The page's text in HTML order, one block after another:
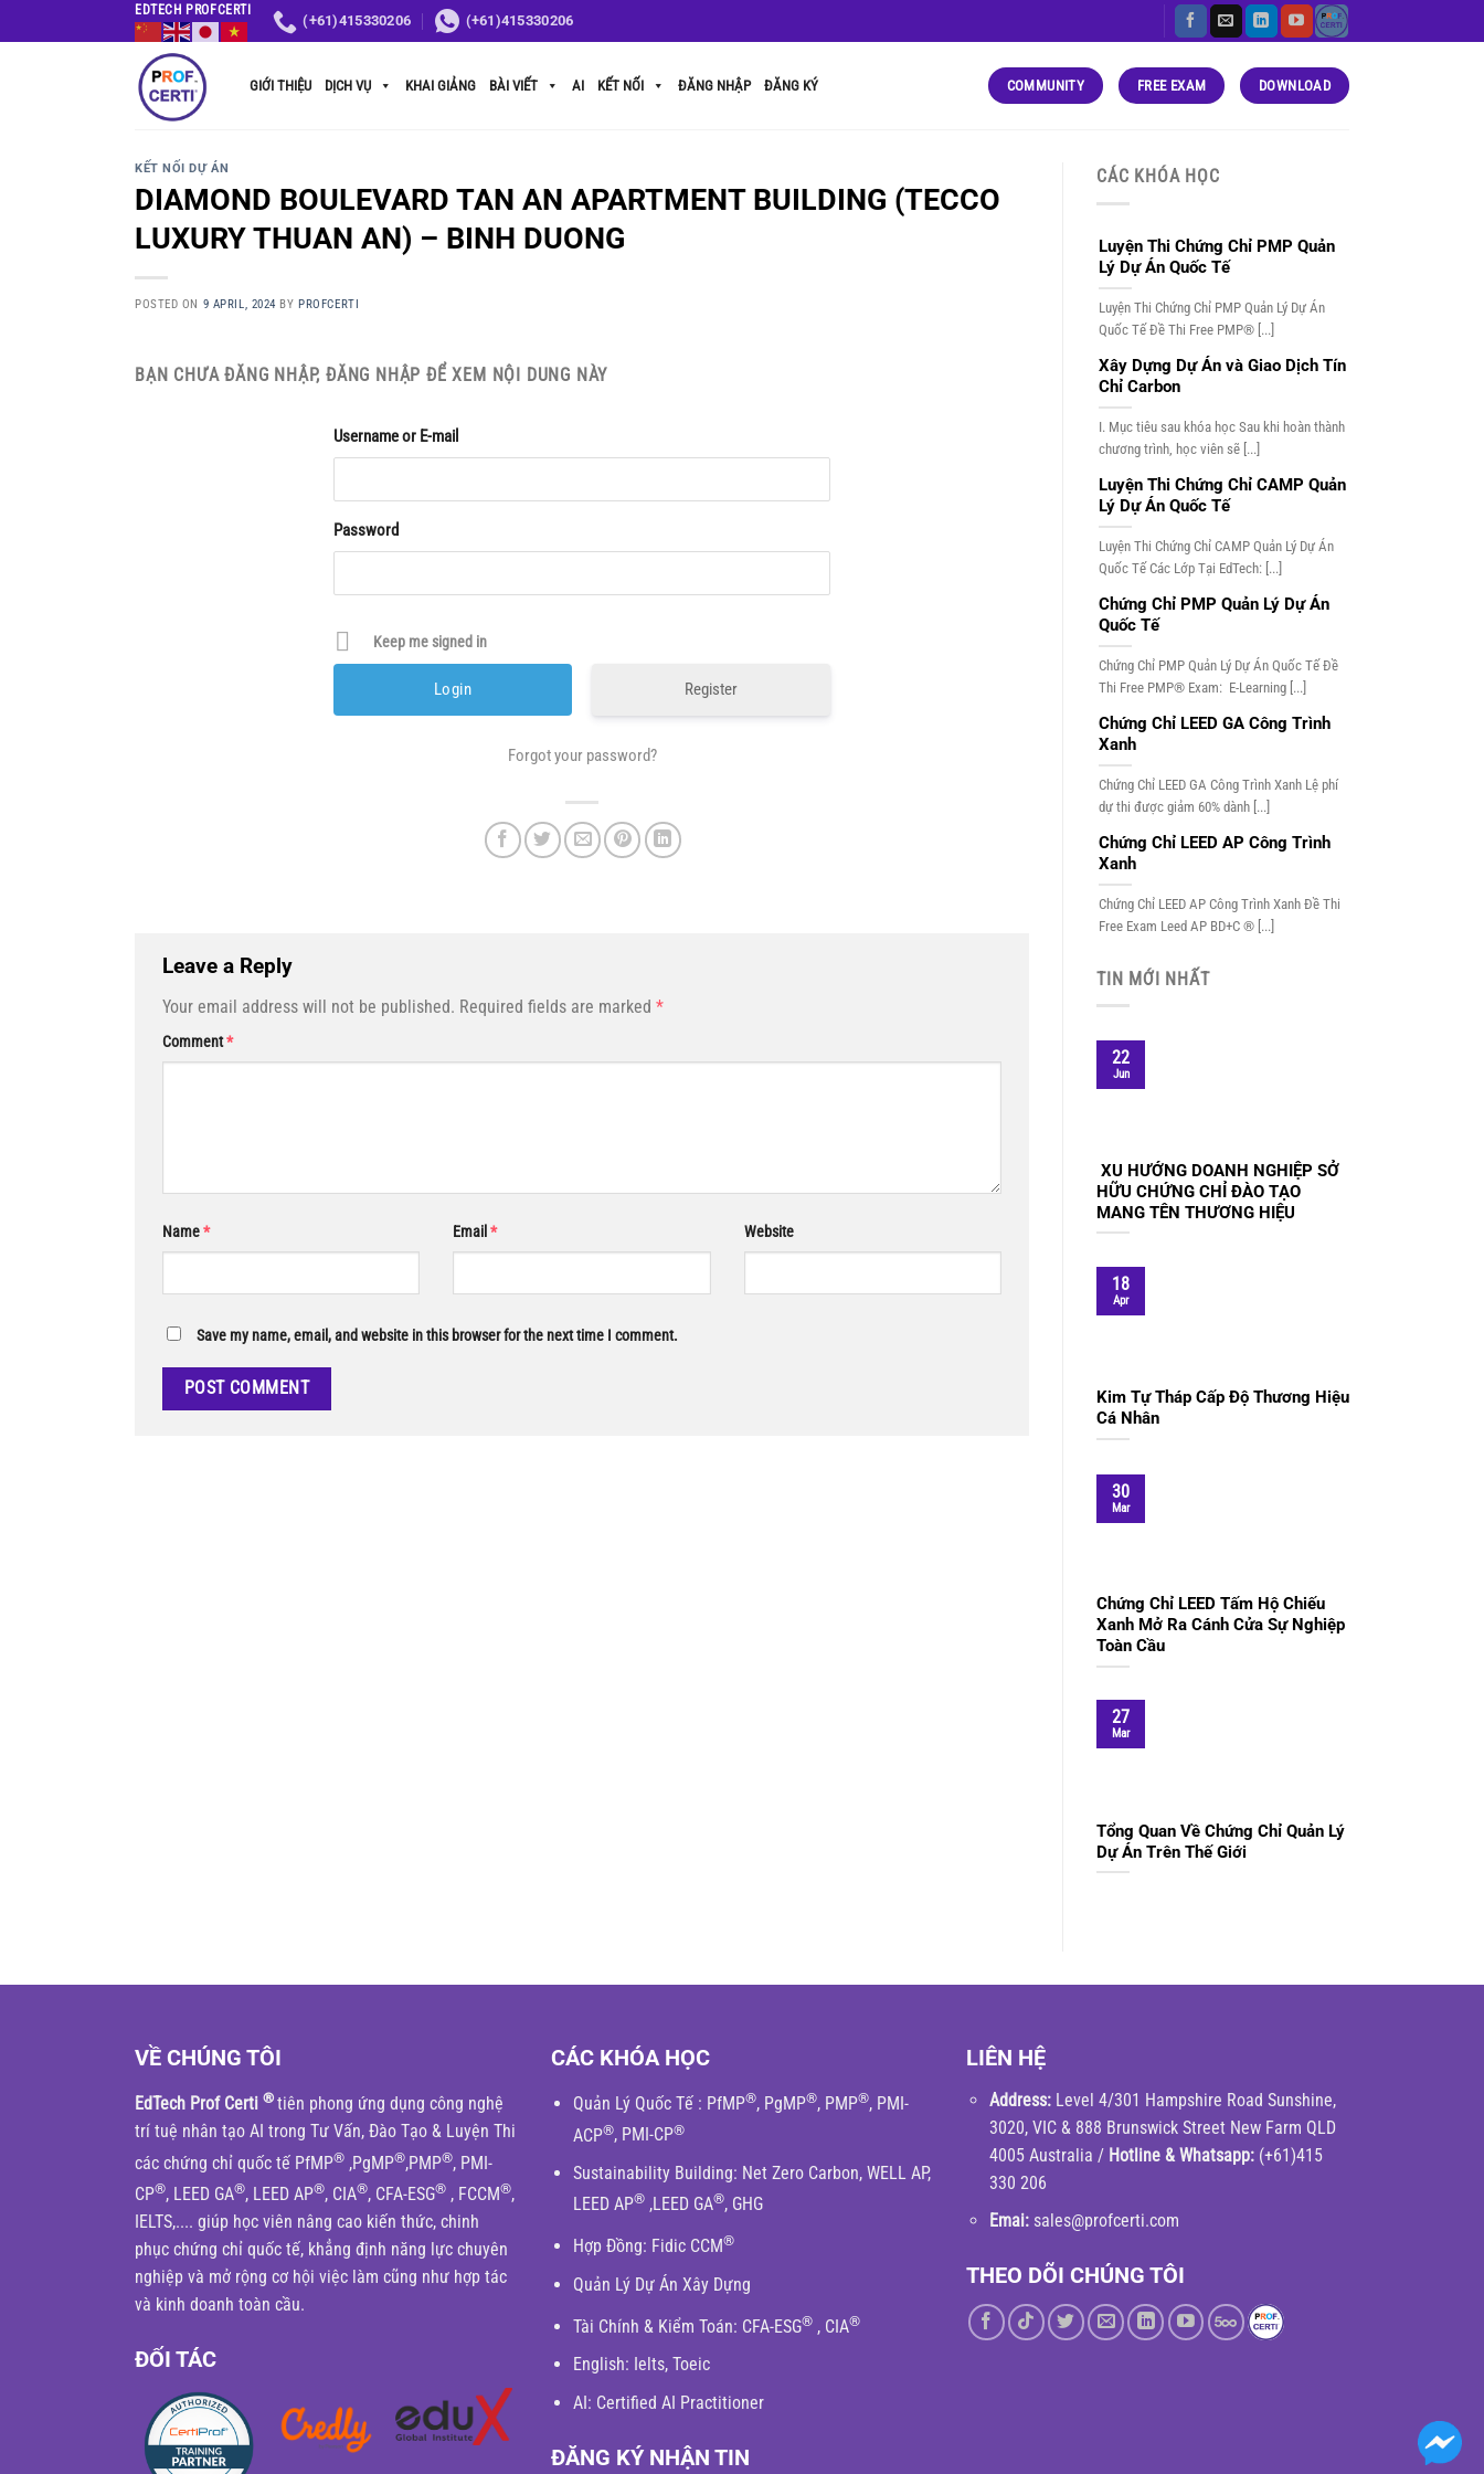
to
EDTECH PROFCERTI
(+61)415330206 (+61)415330206
GIỚI THIỆU DỊCH VỤ KHAI GIẢNG BÀI VIẾT AI KẾT NỐI ĐĂNG NHẬP ĐĂNG KÝ COMMUNITY FREE EXAM DOWNLOAD
KẾT NỐI DỰ ÁN
DIAMOND BOULEVARD TAN AN APARTMENT BUILDING (TECCO
LUXURY THUAN AN) – BINH DUONG
POSTED ON 9 APRIL, 2024 BYPROFCERTI
BẠN CHƯA ĐĂNG NHẬP, ĐĂNG NHẬP ĐỂ XEM NỘI DUNG NÀY
Username or E-mail
Password
Keep me signed in
Register
Forgot your password?
Leave a Reply
Your email address will not be published. Required fields are marked *
Comment*
Name* Email* Website
Save my name, email, and website in this browser for the next time I comment.
CÁC KHÓA HỌC
Luyện Thi Chứng Chỉ PMP Quản
Lý Dự Án Quốc Tế
Luyện Thi Chứng Chỉ PMP Quản Lý Dự Án
Quốc Tế Đề Thi Free PMP® [...]
Xây Dựng Dự Án và Giao Dịch Tín
Chỉ Carbon
I. Mục tiêu sau khóa học Sau khi hoàn thành
chương trình, học viên sẽ [...]
Luyện Thi Chứng Chỉ CAMP Quản
Lý Dự Án Quốc Tế
Luyện Thi Chứng Chỉ CAMP Quản Lý Dự Án
Quốc Tế Các Lớp Tại EdTech: [...]
Chứng Chỉ PMP Quản Lý Dự Án
Quốc Tế
Chứng Chỉ PMP Quản Lý Dự Án Quốc Tế Đề
Thi Free PMP® Exam: E-Learning [...]
Chứng Chỉ LEED GA Công Trình
Xanh
Chứng Chỉ LEED GA Công Trình Xanh Lệ phí
dự thi được giảm 60% dành [...]
Chứng Chỉ LEED AP Công Trình
Xanh
Chứng Chỉ LEED AP Công Trình Xanh Đề Thi
Free Exam Leed AP BD+C ® [...]
TIN MỚI NHẤT
XU HƯỚNG DOANH NGHIỆP SỞ
HỮU CHỨNG CHỈ ĐÀO TẠO
MANG TÊN THƯƠNG HIỆU
22
Jun
Kim Tự Tháp Cấp Độ Thương Hiệu
Cá Nhân
18
Apr
Chứng Chỉ LEED Tấm Hộ Chiếu
Xanh Mở Ra Cánh Cửa Sự Nghiệp
Toàn Cầu
30
Mar
Tổng Quan Về Chứng Chỉ Quản Lý
Dự Án Trên Thế Giới
27
Mar
VỀ CHÚNG TÔI
EdTech Prof Certi ® tiên phong ứng dụng công nghệ
trí tuệ nhân tạo AI trong Tư Vấn, Đào Tạo & Luyện Thi
các chứng chỉ quốc tế PfMP® ,PgMP®,PMP®, PMI-
CP®, LEED GA®, LEED AP®, CIA®, CFA-ESG® , FCCM®,
IELTS,.... giúp học viên nâng cao kiến thức, chinh
phục chứng chỉ quốc tế, khẳng định năng lực chuyên
nghiệp và mở rộng cơ hội việc làm cũng như hợp tác
và kinh doanh toàn cầu.
ĐỐI TÁC
CÁC KHÓA HỌC
Quản Lý Quốc Tế : PfMP®, PgMP®, PMP®, PMI-
ACP®, PMI-CP®
Sustainability Building: Net Zero Carbon,WELL AP,
LEED AP® ,LEED GA®, GHG
Hợp Đồng: Fidic CCM®
Quản Lý Dự Án Xây Dựng
Tài Chính & Kiểm Toán: CFA-ESG® , CIA®
English: Ielts, Toeic
AI: Certified AI Practitioner
ĐĂNG KÝ NHẬN TIN
LIÊN HỆ
Address: Level 4/301 Hampshire Road Sunshine,
3020, VIC & 888 Brunswick Street New Farm QLD
4005 Australia / Hotline & Whatsapp: (+61)415
330 206
Emai: sales@profcerti.com
THEO DÕI CHÚNG TÔI